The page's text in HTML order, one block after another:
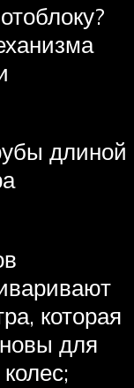
длиной
которая
для